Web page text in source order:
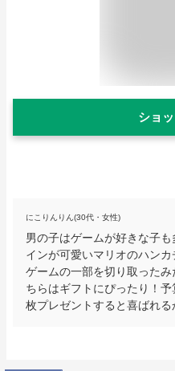
ショ
にこりんりん(30代・女性)
男の子はゲームが好きな子
インが可愛いマリオのハン
ゲームの一部を切り取った
ちらはギフトにぴったり！
枚プレゼントすると喜ばれる